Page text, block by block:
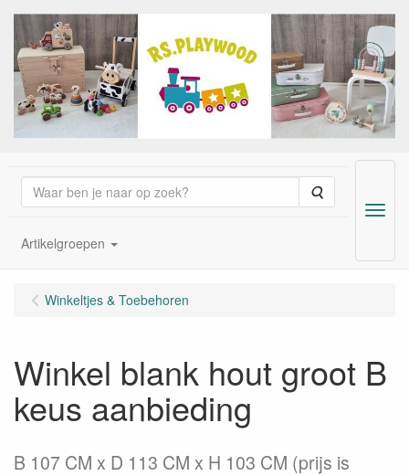
Zoeken
Artikelgroepen
Menu
Winkeltjes & Toebehoren
Winkel blank hout groot B
keus aanbieding
B 107 CM x D 113 CM x H 103 CM (prijs is